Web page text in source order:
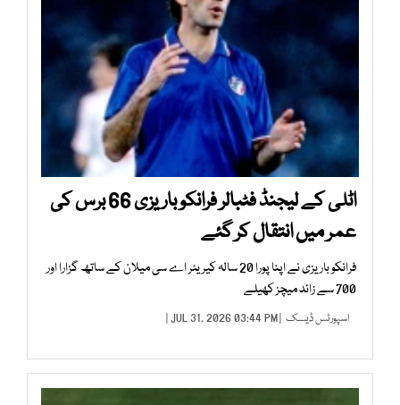
اٹلی کے لیجنڈ فٹبالر فرانکو باریزی 66 برس کی
عمر میں انتقال کر گئے
فرانکو باریزی نے اپنا پورا 20 سالہ کیریئر اے سی میلان کے ساتھ گزارا اور
700 سے زائد میچز کھیلے
اسپورٹس ڈیسک | JUL 31, 2026 03:44 PM |